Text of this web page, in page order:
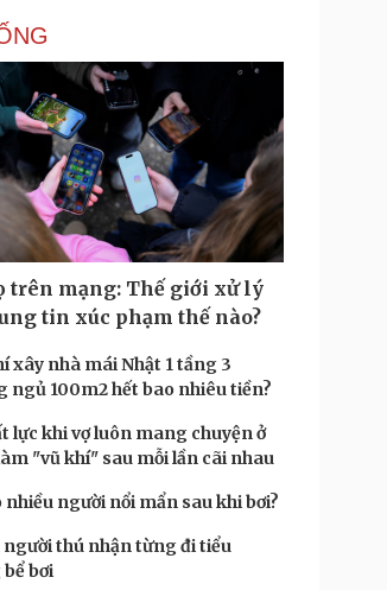
Giá cà phê
Công nghệ
Sành điệu
Tin Công nghệ
Trải nghiệm
Chuyển đổi số
Podcast
Câu chuyện thời sự
Đọc truyện đêm khuya
Cửa sổ tình yêu
Hạt giống tâm hồn
trên mạng: Thế giới xử lý
tin xúc phạm thế nào?
xây nhà mái Nhật 1 tầng 3
ngủ 100m2 hết bao nhiêu tiền?
lực khi vợ luôn mang chuyện ở
"vũ khí" sau mỗi lần cãi nhau
nhiều người nổi mẩn sau khi bơi?
người thú nhận từng đi tiểu
bơi